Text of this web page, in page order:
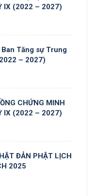
IX (2022 – 2027)
Tăng sự Trung
– 2027)
CHỨNG MINH
IX (2022 – 2027)
ĐẢN PHẬT LỊCH
2025